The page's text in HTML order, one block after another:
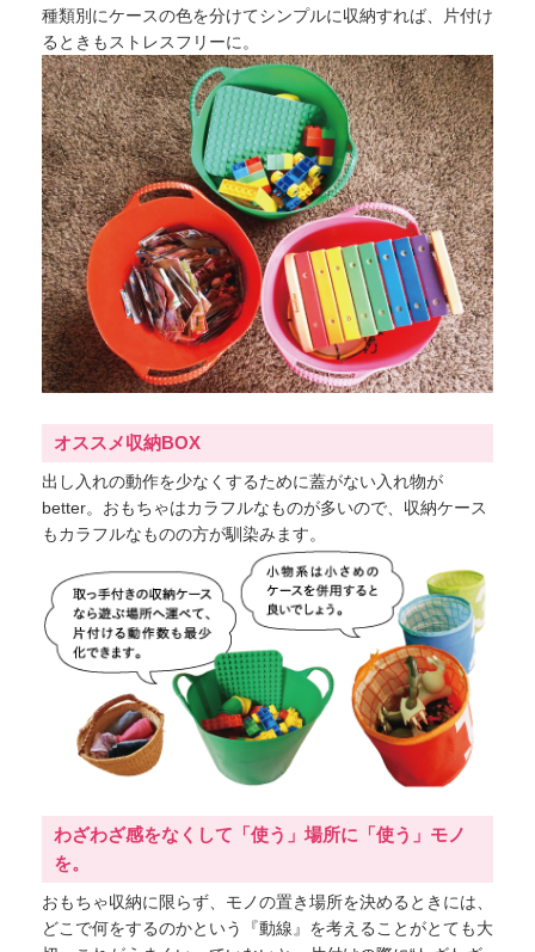
種類別にケースの色を分けてシンプルに収納すれば、片付け
るときもストレスフリーに。
オススメ収納BOX
出し入れの動作を少なくするために蓋がない入れ物が
better。おもちゃはカラフルなものが多いので、収納ケース
もカラフルなものの方が馴染みます。
わざわざ感をなくして「使う」場所に「使う」モノ
を。
おもちゃ収納に限らず、モノの置き場所を決めるときには、
どこで何をするのかという『動線』を考えることがとても大